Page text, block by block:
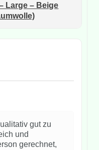
Large – Beige
gut zu
und
gerechnet,